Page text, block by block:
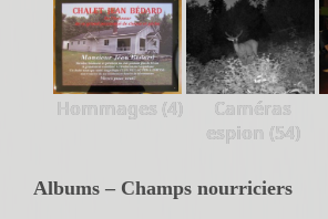
Hommages (4)
Caméras
espion (54)
Albums – Champs nourriciers